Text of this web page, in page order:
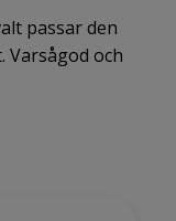
passar den
Varsågod och